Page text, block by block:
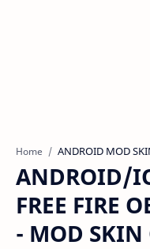
Home ANDROID MOD
ANDROID/
FREE FIRE
- MOD